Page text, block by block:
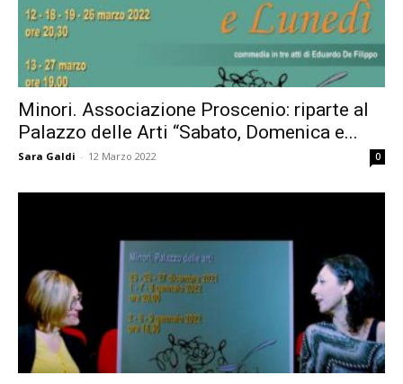
Minori. Associazione Proscenio: riparte al
Palazzo delle Arti “Sabato, Domenica e...
Sara Galdi - 12 Marzo 2022 0